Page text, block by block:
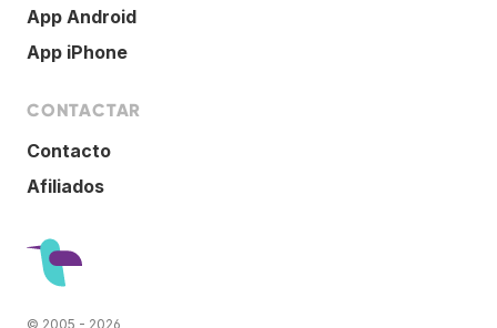
App Android
App iPhone
CONTACTAR
Contacto
Afiliados
© 2005 - 2026